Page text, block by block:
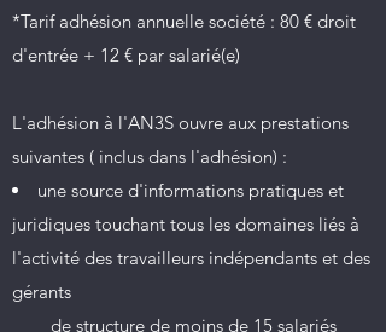
*Tarif adhésion annuelle société : 80 € droit
d'entrée + 12 € par salarié(e)
L'adhésion à l'AN3S ouvre aux prestations
suivantes ( inclus dans l'adhésion) :
une source d'informations pratiques et
juridiques touchant tous les domaines liés à
l'activité des travailleurs indépendants et des
gérants
de structure de moins de 15 salariés